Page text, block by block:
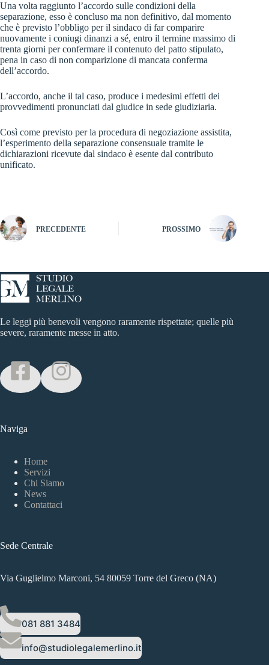
Una volta raggiunto l’accordo sulle condizioni della
separazione, esso è concluso ma non definitivo, dal momento
che è previsto l’obbligo per il sindaco di far comparire
nuovamente i coniugi dinanzi a sé, entro il termine massimo di
trenta giorni per confermare il contenuto del patto stipulato,
pena in caso di non comparizione di mancata conferma
dell’accordo.
L’accordo, anche il tal caso, produce i medesimi effetti dei
provvedimenti pronunciati dal giudice in sede giudiziaria.
Così come previsto per la procedura di negoziazione assistita,
l’esperimento della separazione consensuale tramite le
dichiarazioni ricevute dal sindaco è esente dal contributo
unificato.
PRECEDENTE PROSSIMO
Le leggi più benevoli vengono raramente rispettate; quelle più
severe, raramente messe in atto.
Naviga
Home
Servizi
Chi Siamo
News
Contattaci
Sede Centrale
Via Guglielmo Marconi, 54 80059 Torre del Greco (NA)
081 881 3484
info@studiolegalemerlino.it